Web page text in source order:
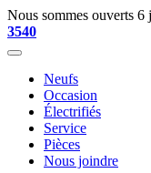
Nous sommes ouverts 6
3540
Neufs
Occasion
Électrifiés
Service
Pièces
Nous joindre